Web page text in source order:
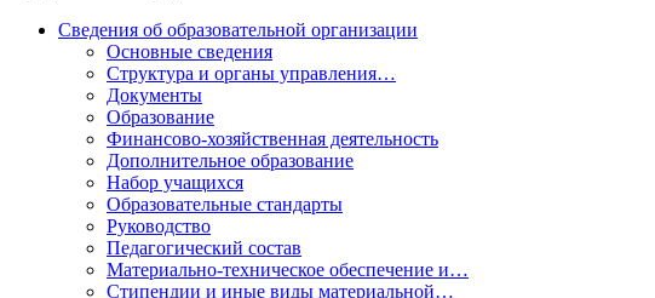
Сведения об образовательной организации
Основные сведения
Структура и органы управления…
Документы
Образование
Финансово-хозяйственная деятельность
Дополнительное образование
Набор учащихся
Образовательные стандарты
Руководство
Педагогический состав
Материально-техническое обеспечение и…
Стипендии и иные виды материальной…